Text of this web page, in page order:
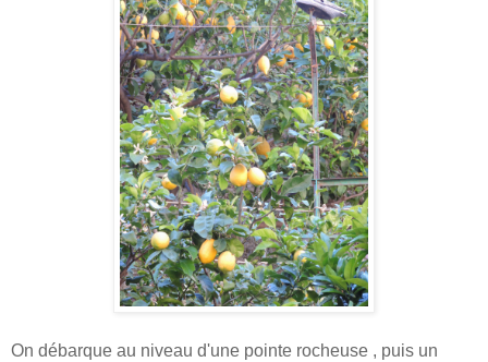
On débarque au niveau d'une pointe rocheuse , puis un